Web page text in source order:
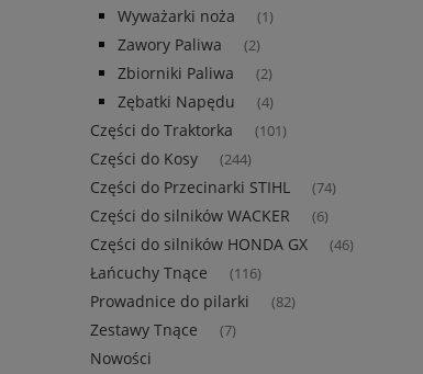
Wyważarki noża (1)
Zawory Paliwa (2)
Zbiorniki Paliwa (2)
Zębatki Napędu (4)
Części do Traktorka (101)
Części do Kosy (244)
Części do Przecinarki STIHL (74)
Części do silników WACKER (6)
Części do silników HONDA GX (46)
Łańcuchy Tnące (116)
Prowadnice do pilarki (82)
Zestawy Tnące (7)
Nowości